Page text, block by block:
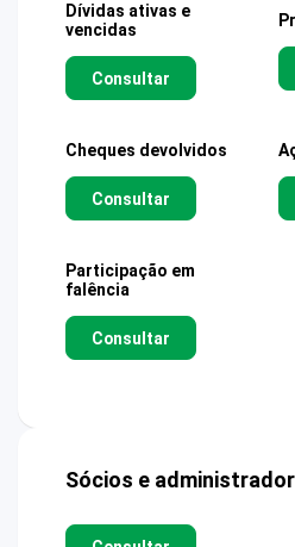
Dívidas ativas e
vencidas
Consultar
Cheques devolvidos
Consultar
Participação em
falência
Consultar
Sócios e